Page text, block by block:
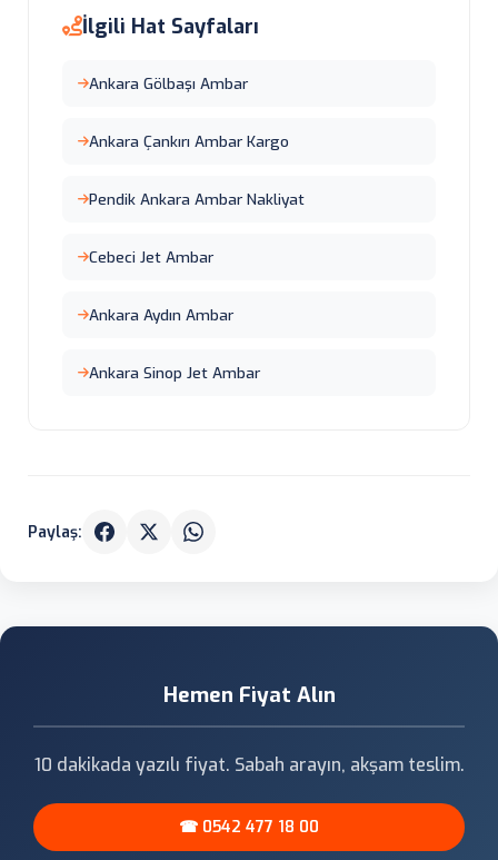
İlgili Hat Sayfaları
Ankara Gölbaşı Ambar
Ankara Çankırı Ambar Kargo
Pendik Ankara Ambar Nakliyat
Cebeci Jet Ambar
Ankara Aydın Ambar
Ankara Sinop Jet Ambar
Paylaş:
Hemen Fiyat Alın
10 dakikada yazılı fiyat. Sabah arayın, akşam teslim.
☎ 0542 477 18 00